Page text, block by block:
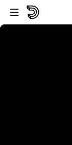
Passer au player
Passer au contenu